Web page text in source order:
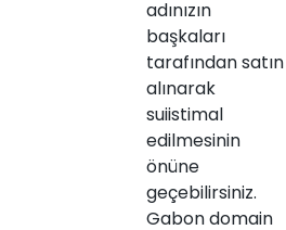
adınızın
başkaları
tarafından satın
alınarak
suiistimal
edilmesinin
önüne
geçebilirsiniz.
Gabon domain